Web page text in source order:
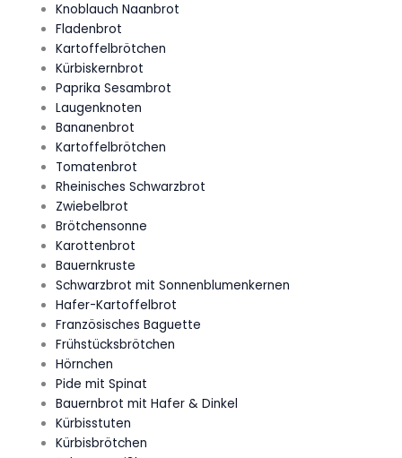
Knoblauch Naanbrot
Fladenbrot
Kartoffelbrötchen
Kürbiskernbrot
Paprika Sesambrot
Laugenknoten
Bananenbrot
Kartoffelbrötchen
Tomatenbrot
Rheinisches Schwarzbrot
Zwiebelbrot
Brötchensonne
Karottenbrot
Bauernkruste
Schwarzbrot mit Sonnenblumenkernen
Hafer-Kartoffelbrot
Französisches Baguette
Frühstücksbrötchen
Hörnchen
Pide mit Spinat
Bauernbrot mit Hafer & Dinkel
Kürbisstuten
Kürbisbrötchen